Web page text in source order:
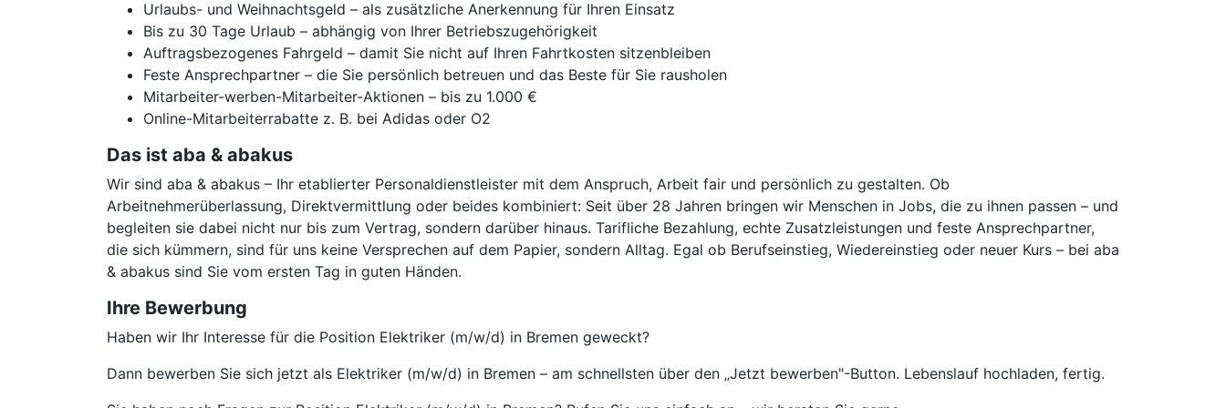
Urlaubs- und Weihnachtsgeld – als zusätzliche Anerkennung für Ihren Einsatz
Bis zu 30 Tage Urlaub – abhängig von Ihrer Betriebszugehörigkeit
Auftragsbezogenes Fahrgeld – damit Sie nicht auf Ihren Fahrtkosten sitzenbleiben
Feste Ansprechpartner – die Sie persönlich betreuen und das Beste für Sie rausholen
Mitarbeiter-werben-Mitarbeiter-Aktionen – bis zu 1.000 €
Online-Mitarbeiterrabatte z. B. bei Adidas oder O2
Das ist aba & abakus
Wir sind aba & abakus – Ihr etablierter Personaldienstleister mit dem Anspruch, Arbeit fair und persönlich zu gestalten. Ob
Arbeitnehmerüberlassung, Direktvermittlung oder beides kombiniert: Seit über 28 Jahren bringen wir Menschen in Jobs, die zu ihnen passen – und
begleiten sie dabei nicht nur bis zum Vertrag, sondern darüber hinaus. Tarifliche Bezahlung, echte Zusatzleistungen und feste Ansprechpartner,
die sich kümmern, sind für uns keine Versprechen auf dem Papier, sondern Alltag. Egal ob Berufseinstieg, Wiedereinstieg oder neuer Kurs – bei aba
& abakus sind Sie vom ersten Tag in guten Händen.
Ihre Bewerbung
Haben wir Ihr Interesse für die Position Elektriker (m/w/d) in Bremen geweckt?
Dann bewerben Sie sich jetzt als Elektriker (m/w/d) in Bremen – am schnellsten über den „Jetzt bewerben"-Button. Lebenslauf hochladen, fertig.